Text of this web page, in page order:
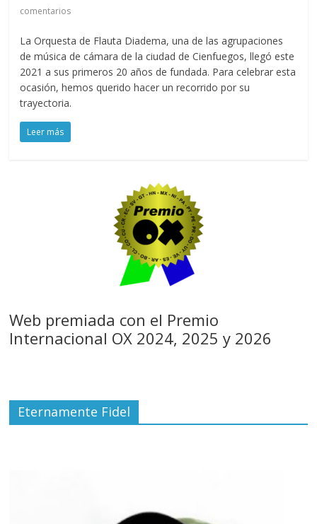
comentarios
La Orquesta de Flauta Diadema, una de las agrupaciones
de música de cámara de la ciudad de Cienfuegos, llegó este
2021 a sus primeros 20 años de fundada. Para celebrar esta
ocasión, hemos querido hacer un recorrido por su
trayectoria.
Leer más
Web premiada con el Premio
Internacional OX 2024, 2025 y 2026
Eternamente Fidel